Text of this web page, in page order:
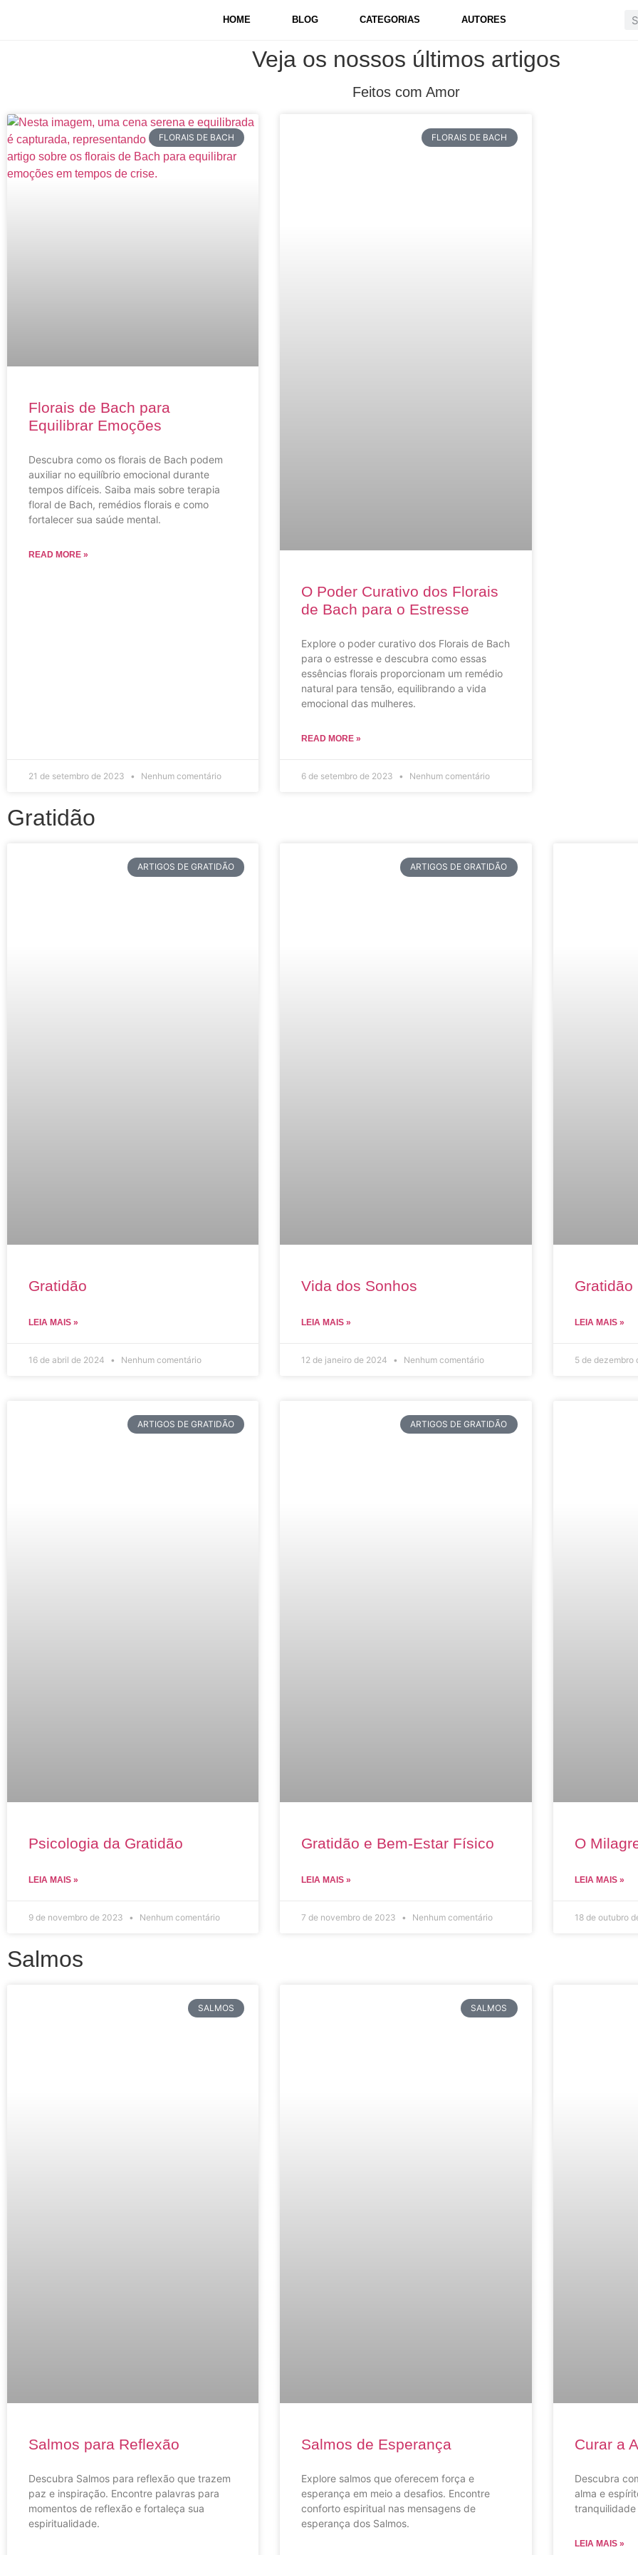
HOME BLOG CATEGORIAS AUTORES
Veja os nossos últimos artigos
Feitos com Amor
FLORAIS DE BACH
Florais de Bach para
Equilibrar Emoções
Descubra como os florais de Bach podem
auxiliar no equilíbrio emocional durante
tempos difíceis. Saiba mais sobre terapia
floral de Bach, remédios florais e como
fortalecer sua saúde mental.
READ MORE »
21 de setembro de 2023 Nenhum comentário
FLORAIS DE BACH
O Poder Curativo dos Florais
de Bach para o Estresse
Explore o poder curativo dos Florais de Bach
para o estresse e descubra como essas
essências florais proporcionam um remédio
natural para tensão, equilibrando a vida
emocional das mulheres.
READ MORE »
6 de setembro de 2023 Nenhum comentário
Gratidão
ARTIGOS DE GRATIDÃO
Gratidão
LEIA MAIS »
16 de abril de 2024 Nenhum comentário
ARTIGOS DE GRATIDÃO
Vida dos Sonhos
LEIA MAIS »
12 de janeiro de 2024 Nenhum comentário
Gratidão
LEIA MAIS »
5 de dezembro
ARTIGOS DE GRATIDÃO
Psicologia da Gratidão
LEIA MAIS »
9 de novembro de 2023 Nenhum comentário
ARTIGOS DE GRATIDÃO
Gratidão e Bem-Estar Físico
LEIA MAIS »
7 de novembro de 2023 Nenhum comentário
O
LEIA MAIS »
18 de outubro
Salmos
SALMOS
Salmos para Reflexão
Descubra Salmos para reflexão que trazem
paz e inspiração. Encontre palavras para
momentos de reflexão e fortaleça sua
espiritualidade.
SALMOS
Salmos de Esperança
Explore salmos que oferecem força e
esperança em meio a desafios. Encontre
conforto espiritual nas mensagens de
esperança dos Salmos.
Curar a
Descubra
alma e
LEIA MAIS »